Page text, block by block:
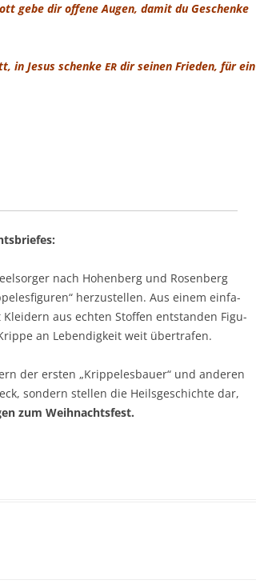
gebe dir offe­ne Augen, damit du Geschen­ke
in Jesus schen­ke ER dir sei­nen Frie­den, für ein
nach Hohen­berg und Rosen­berg
her­zu­stel­len. Aus einem ein­fa­
aus ech­ten Stof­fen ent­stan­den Figu­
an Leben­dig­keit weit übertrafen.
der ers­ten „Krip­pe­les­bau­er“ und ande­ren
son­dern stel­len die Heils­ge­schich­te dar,
zum Weihnachtsfest.